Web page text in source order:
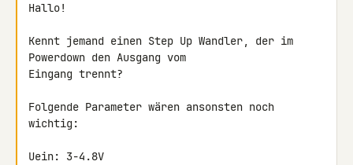
Hallo!
Kennt jemand einen Step Up Wandler, der im
Powerdown den Ausgang vom
Eingang trennt?
Folgende Parameter wären ansonsten noch
wichtig:
Uein: 3-4.8V